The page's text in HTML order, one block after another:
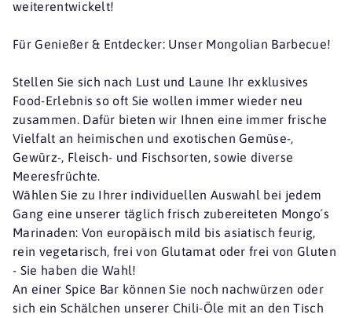
weiterentwickelt!
Für Genießer & Entdecker: Unser Mongolian Barbecue!
Stellen Sie sich nach Lust und Laune Ihr exklusives
Food-Erlebnis so oft Sie wollen immer wieder neu
zusammen. Dafür bieten wir Ihnen eine immer frische
Vielfalt an heimischen und exotischen Gemüse-,
Gewürz-, Fleisch- und Fischsorten, sowie diverse
Meeresfrüchte.
Wählen Sie zu Ihrer individuellen Auswahl bei jedem
Gang eine unserer täglich frisch zubereiteten Mongo´s
Marinaden: Von europäisch mild bis asiatisch feurig,
rein vegetarisch, frei von Glutamat oder frei von Gluten
- Sie haben die Wahl!
An einer Spice Bar können Sie noch nachwürzen oder
sich ein Schälchen unserer Chili-Öle mit an den Tisch